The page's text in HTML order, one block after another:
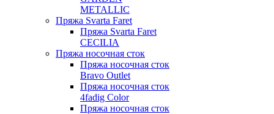
METALLIC
Пряжа Svarta Faret
Пряжа Svarta Faret
CECILIA
Пряжа носочная сток
Пряжа носочная сток
Bravo Outlet
Пряжа носочная сток
4fadig Color
Пряжа носочная сток